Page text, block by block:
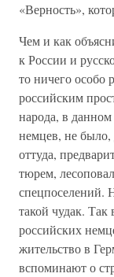
«Верность»,
Чем и как
к России и
то ничего особо
российским
народа, в
немцев, не было,
оттуда,
тюрем,
спецпоселений.
такой чудак.
российских
жительство в
вспоминают о